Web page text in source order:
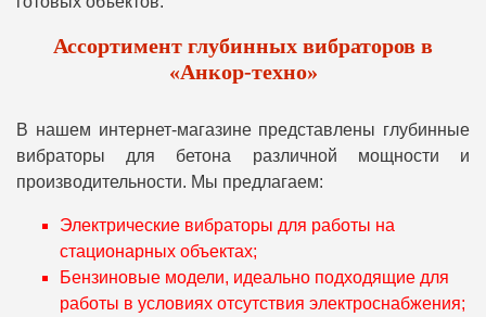
Ассортимент глубинных вибраторов в
«Анкор-техно»
В нашем интернет-магазине представлены глубинные
вибраторы для бетона различной мощности и
производительности. Мы предлагаем:
Электрические вибраторы для работы на
стационарных объектах;
Бензиновые модели, идеально подходящие для
работы в условиях отсутствия электроснабжения;